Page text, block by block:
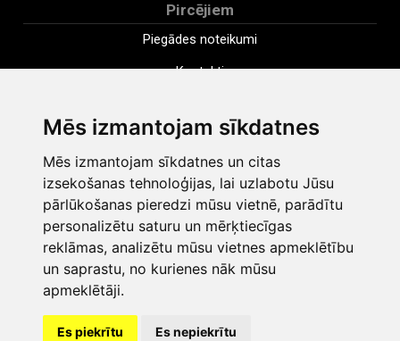
Mēs izmantojam sīkdatnes
Mēs izmantojam sīkdatnes un citas
izsekošanas tehnoloģijas, lai uzlabotu Jūsu
pārlūkošanas pieredzi mūsu vietnē, parādītu
personalizētu saturu un mērķtiecīgas
reklāmas, analizētu mūsu vietnes apmeklētību
un saprastu, no kurienes nāk mūsu
apmeklētāji.
Es piekrītu Es nepiekrītu
Pircējiem
Piegādes noteikumi
Kontakti
Apmaksa
Distances pirkuma līgums
Noteikumi
Sīkdatnes
Privātuma politika
Mainīt sīkdatņu iestatījumus